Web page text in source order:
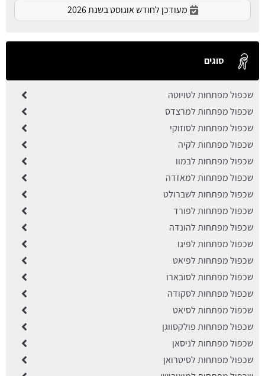
מעודכן לחודש אוגוסט בשנת 2026
סוגים
שכפול מפתחות לטויוטה
שכפול מפתחות למרצדס
שכפול מפתחות לסוזוקי
שכפול מפתחות לקיה
שכפול מפתחות לבמוו
שכפול מפתחות למאזדה
שכפול מפתחות לשברולט
שכפול מפתחות לפורד
שכפול מפתחות להונדה
שכפול מפתחות לפיגו
שכפול מפתחות לפיאט
שכפול מפתחות לסובארו
שכפול מפתחות לסקודה
שכפול מפתחות לסיאט
שכפול מפתחות פולקסווגן
שכפול מפתחות לניסאן
שכפול מפתחות לסיטרואן